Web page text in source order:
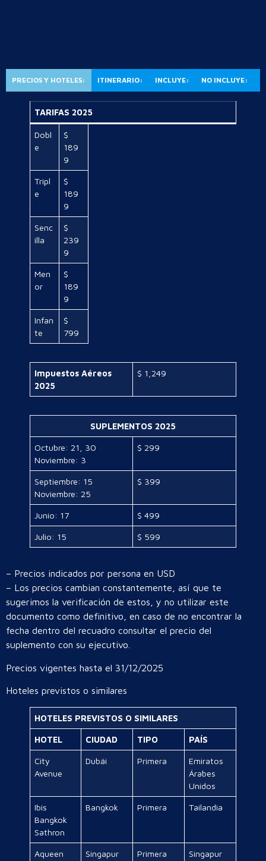
PRECIOS Y HOTELES: ITINERARIO: INCLUYE: NO INCLUYE:
TARIFAS 2025
Dobl
e
$
189
9
Tripl
e
$
189
9
Senc
illa
$
239
9
Men
or
$
189
9
Infan
te
$
799
Impuestos Aéreos
2025
$ 1,249
SUPLEMENTOS 2025
Octubre: 21, 30
Noviembre: 3
$ 299
Septiembre: 15
Noviembre: 25
$ 399
Junio: 17 $ 499
Julio: 15 $ 599
– Precios indicados por persona en USD
– Los precios cambian constantemente, así que te
sugerimos la verificación de estos, y no utilizar este
documento como definitivo, en caso de no encontrar la
fecha dentro del recuadro consultar el precio del
suplemento con su ejecutivo.
Precios vigentes hasta el 31/12/2025
Hoteles previstos o similares
HOTELES PREVISTOS O SIMILARES
HOTEL CIUDAD TIPO PAÍS
City
Avenue
Dubái Primera
Emiratos
Árabes
Unidos
Ibis
Bangkok
Sathron
Bangkok Primera Tailandia
Aqueen
Singapur Primera Singapur